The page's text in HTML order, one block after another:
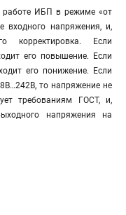
ИБП в режиме «от
входного напряжения, и,
корректировка. Если
его повышение. Если
его понижение. Если
то напряжение не
требованиям ГОСТ, и,
напряжения на